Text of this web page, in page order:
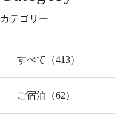
カテゴリー
すべて（413）
ご宿泊（62）